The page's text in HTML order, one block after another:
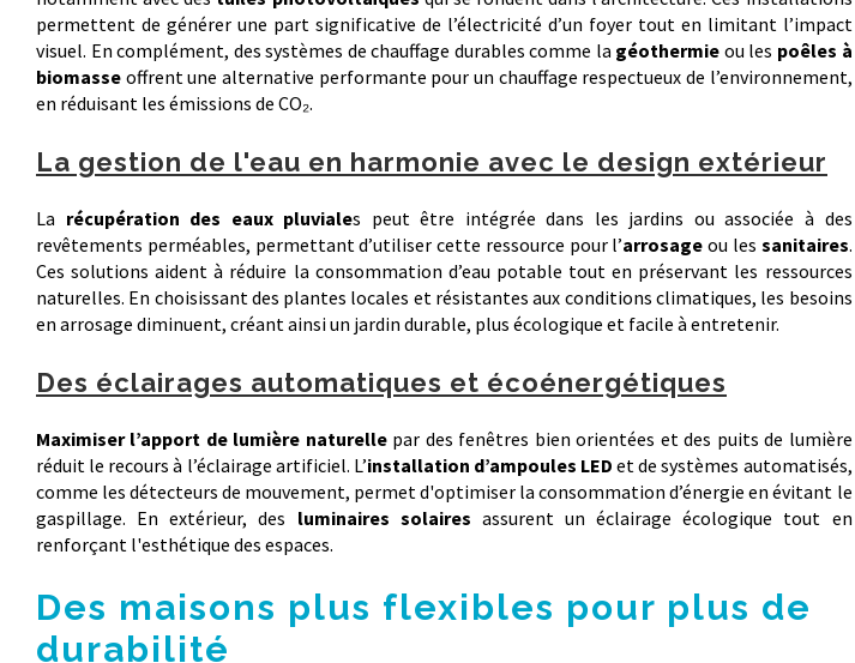
permettent de générer une part significative de l’électricité d’un foyer tout en limitant l’impact
visuel. En complément, des systèmes de chauffage durables comme la géothermie ou les poêles à
biomasse offrent une alternative performante pour un chauffage respectueux de l’environnement,
en réduisant les émissions de CO₂.
La gestion de l'eau en harmonie avec le design extérieur
La récupération des eaux pluviales peut être intégrée dans les jardins ou associée à des
revêtements perméables, permettant d’utiliser cette ressource pour l’arrosage ou les sanitaires.
Ces solutions aident à réduire la consommation d’eau potable tout en préservant les ressources
naturelles. En choisissant des plantes locales et résistantes aux conditions climatiques, les besoins
en arrosage diminuent, créant ainsi un jardin durable, plus écologique et facile à entretenir.
Des éclairages automatiques et écoénergétiques
Maximiser l’apport de lumière naturellepar des fenêtres bien orientées et des puits de lumière
réduit le recours à l’éclairage artificiel. L’installation d’ampoules LEDet de systèmes automatisés,
comme les détecteurs de mouvement, permet d'optimiser la consommation d’énergie en évitant le
gaspillage. En extérieur, des luminaires solaires assurent un éclairage écologique tout en
renforçant l'esthétique des espaces.
Des maisons plus flexibles pour plus de
durabilité